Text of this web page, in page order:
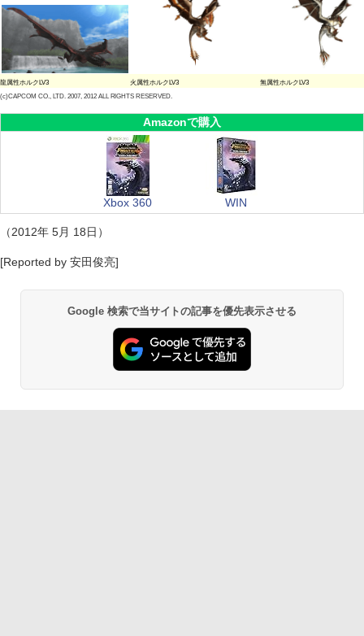
龍属性ホルクLV3 火属性ホルクLV3
無属性ホルクLV3
(c)CAPCOM CO., LTD. 2007, 2012 ALL RIGHTS RESERVED.
Amazonで購入
Xbox 360 WIN
（2012年 5月 18日）
[Reported by 安田俊亮]
Google 検索で当サイトの記事を優先表示させる